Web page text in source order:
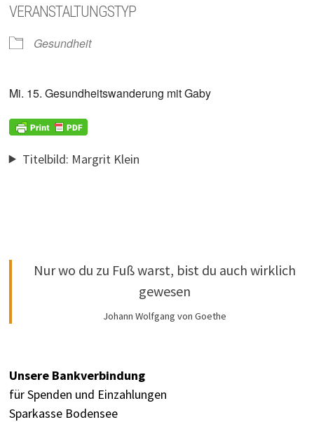
VERANSTALTUNGSTYP
Gesundheit
Mi. 15. Gesundheitswanderung mit Gaby
Titelbild: Margrit Klein
Nur wo du zu Fuß warst, bist du auch wirklich
gewesen
Johann Wolfgang von Goethe
Unsere Bankverbindung
für Spenden und Einzahlungen
Sparkasse Bodensee